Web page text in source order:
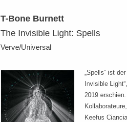
T-Bone Burnett
The Invisible Light: Spells
Verve/Universal
„Spells“ ist
Invisible
2019
Keefus